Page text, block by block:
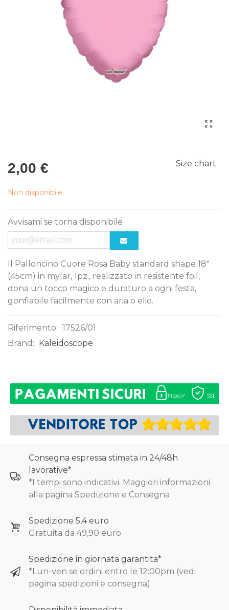
2,00 € Size chart
Non disponibile
Avvisami se torna disponibile
Il Palloncino Cuore Rosa Baby standard shape 18"
(45cm) in mylar, 1pz., realizzato in resistente foil,
dona un tocco magico e duraturo a ogni festa,
gonfiabile facilmente con aria o elio.
Riferimento: 17526/01
Brand: Kaleidoscope
Consegna espressa stimata in 24/48h
lavorative*
*I tempi sono indicativi. Maggiori informazioni
alla pagina Spedizione e Consegna
Spedizione 5,4 euro
Gratuita da 49,90 euro
Spedizione in giornata garantita*
*Lun-ven se ordini entro le 12:00pm (vedi
pagina spedizioni e consegna)